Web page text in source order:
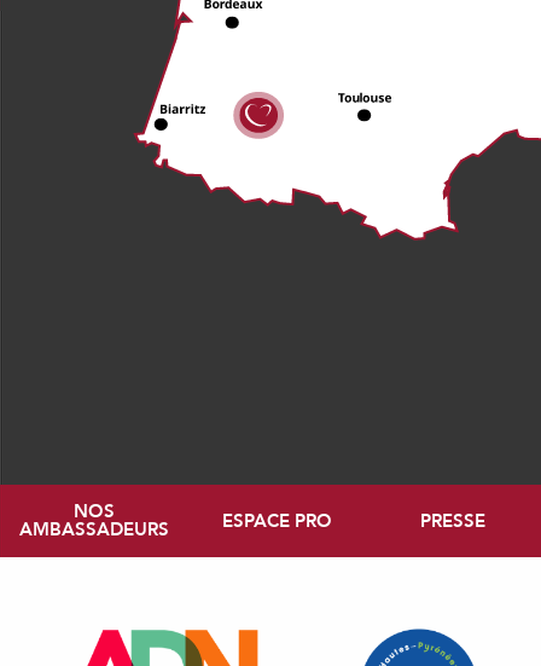
NOS
AMBASSADEURS ESPACE PRO PRESSE